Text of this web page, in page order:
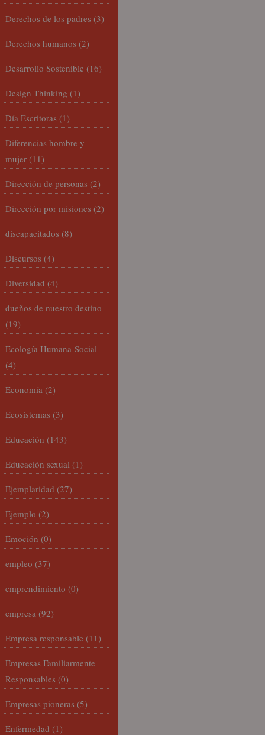
Derechos de los padres (3)
Derechos humanos (2)
Desarrollo Sostenible (16)
Design Thinking (1)
Día Escritoras (1)
Diferencias hombre y
mujer (11)
Dirección de personas (2)
Dirección por misiones (2)
discapacitados (8)
Discursos (4)
Diversidad (4)
dueños de nuestro destino
(19)
Ecología Humana-Social
(4)
Economía (2)
Ecosistemas (3)
Educación (143)
Educación sexual (1)
Ejemplaridad (27)
Ejemplo (2)
Emoción (0)
empleo (37)
emprendimiento (0)
empresa (92)
Empresa responsable (11)
Empresas Familiarmente
Responsables (0)
Empresas pioneras (5)
Enfermedad (1)